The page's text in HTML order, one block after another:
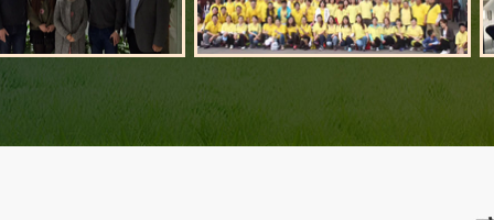
食品经营许可证 营业执